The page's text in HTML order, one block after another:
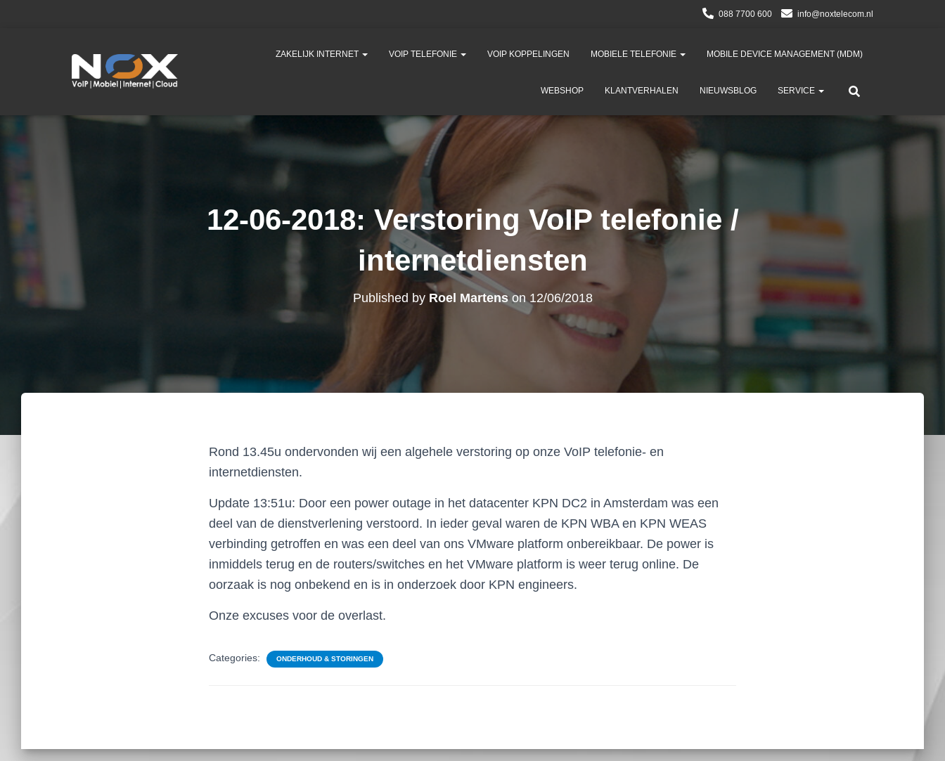
088 7700 600 info@noxtelecom.nl
ZAKELIJK INTERNET VOIP TELEFONIE VOIP KOPPELINGEN MOBIELE TELEFONIE MOBILE DEVICE MANAGEMENT (MDM)​
WEBSHOP KLANTVERHALEN NIEUWSBLOG SERVICE
12-06-2018: Verstoring VoIP telefonie /
internetdiensten
Published by Roel Martenson 12/06/2018
Rond 13.45u ondervonden wij een algehele verstoring op onze VoIP telefonie- en
internetdiensten.
Update 13:51u: Door een power outage in het datacenter KPN DC2 in Amsterdam was een
deel van de dienstverlening verstoord. In ieder geval waren de KPN WBA en KPN WEAS
verbinding getroffen en was een deel van ons VMware platform onbereikbaar. De power is
inmiddels terug en de routers/switches en het VMware platform is weer terug online. De
oorzaak is nog onbekend en is in onderzoek door KPN engineers.
Onze excuses voor de overlast.
Categories: ONDERHOUD & STORINGEN